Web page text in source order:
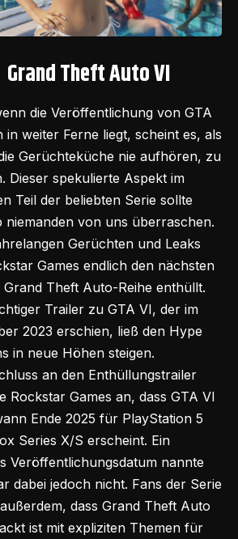
Grand Theft Auto VI
die Veröffentlichung von GTA
in weiter Ferne liegt, scheint es, als
Gerüchteküche nie aufhören, zu
Dieser spekulierte Aspekt im
Teil der beliebten Serie sollte
niemanden von uns überraschen.
Gerüchten und Leaks
Games endlich den nächsten
Grand Theft Auto-Reihe enthüllt.
Trailer zu GTA VI, der im
2023 erschien, ließ den Hype
in neue Höhen steigen.
an den Enthüllungstrailer
Rockstar Games an, dass GTA VI
Ende 2025 für PlayStation 5
Series X/S erscheint. Ein
Veröffentlichungsdatum nannte
dabei jedoch nicht. Fans der Serie
dass Grand Theft Auto
ist mit expliziten Themen für